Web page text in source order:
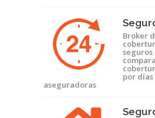
Broker
seguros
por días
aseguradoras